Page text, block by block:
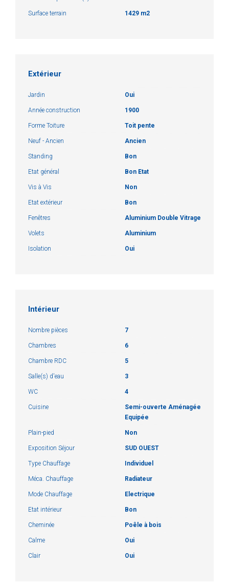
Surface terrain 1429 m2
Extérieur
Jardin Oui
Année construction 1900
Forme Toiture Toit pente
Neuf - Ancien Ancien
Standing Bon
Etat général Bon Etat
Vis à Vis Non
Etat extérieur Bon
Fenêtres Aluminium Double Vitrage
Volets Aluminium
Isolation Oui
Intérieur
Nombre pièces 7
Chambres 6
Chambre RDC 5
Salle(s) d'eau 3
WC 4
Cuisine
Semi-ouverte Aménagée
Equipée
Plain-pied Non
Exposition Séjour SUD OUEST
Type Chauffage Individuel
Méca. Chauffage Radiateur
Mode Chauffage Electrique
Etat intérieur Bon
Cheminée Poêle à bois
Calme Oui
Clair Oui